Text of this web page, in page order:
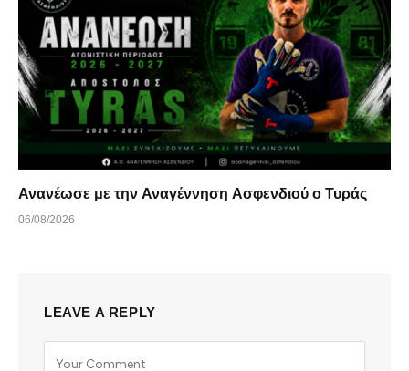
Ανανέωσε με την Αναγέννηση Ασφενδιού ο Τυράς
06/08/2026
LEAVE A REPLY